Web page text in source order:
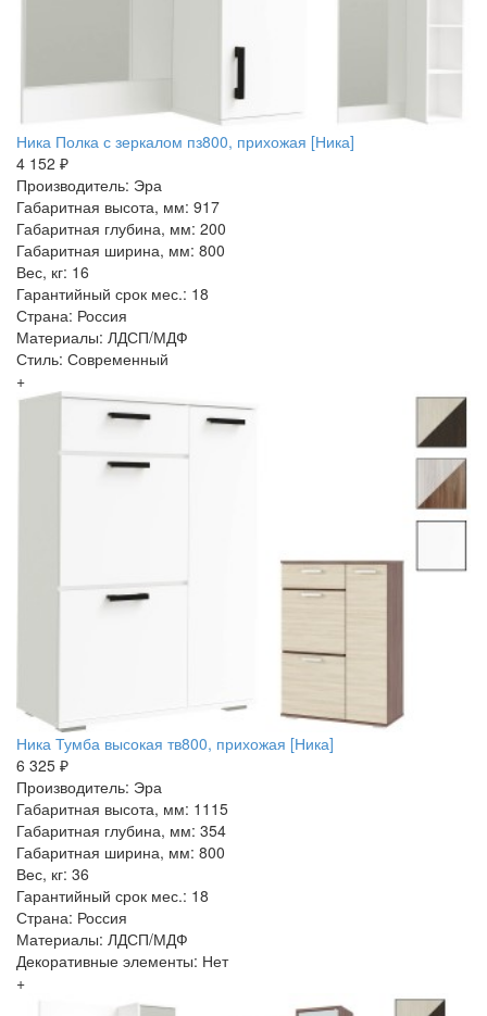
Ника Полка с зеркалом пз800, прихожая [Ника]
4 152 ₽
Производитель: Эра
Габаритная высота, мм: 917
Габаритная глубина, мм: 200
Габаритная ширина, мм: 800
Вес, кг: 16
Гарантийный срок мес.: 18
Страна: Россия
Материалы: ЛДСП/МДФ
Стиль: Современный
+
Ника Тумба высокая тв800, прихожая [Ника]
6 325 ₽
Производитель: Эра
Габаритная высота, мм: 1115
Габаритная глубина, мм: 354
Габаритная ширина, мм: 800
Вес, кг: 36
Гарантийный срок мес.: 18
Страна: Россия
Материалы: ЛДСП/МДФ
Декоративные элементы: Нет
+